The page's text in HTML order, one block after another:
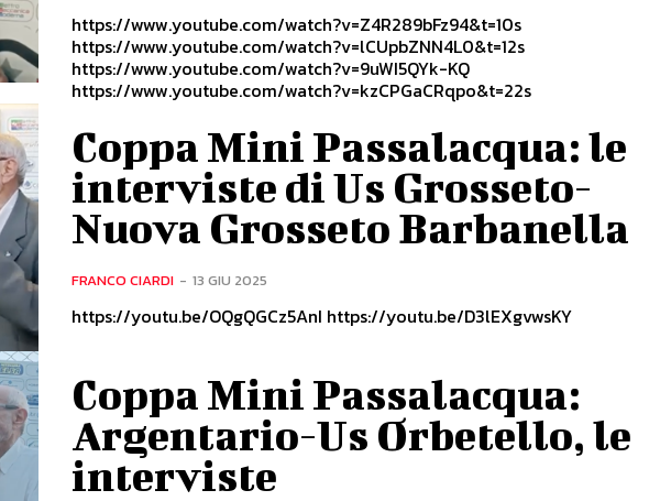
https://www.youtube.com/watch?v=Z4R289bFz94&t=10s
https://www.youtube.com/watch?v=lCUpbZNN4L0&t=12s
https://www.youtube.com/watch?v=9uWI5QYk-KQ
https://www.youtube.com/watch?v=kzCPGaCRqpo&t=22s
Coppa Mini Passalacqua: le
interviste di Us Grosseto-
Nuova Grosseto Barbanella
FRANCO CIARDI - 13 GIU 2025
https://youtu.be/OQgQGCz5AnI https://youtu.be/D3lEXgvwsKY
Coppa Mini Passalacqua:
Argentario-Us Orbetello, le
interviste